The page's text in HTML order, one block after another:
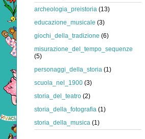
archeologia_preistoria (13)
educazione_musicale (3)
giochi_della_tradizione (6)
misurazione_del_tempo_sequenze
(5)
personaggi_della_storia (1)
scuola_nel_1900 (3)
storia_del_teatro (2)
storia_della_fotografia (1)
storia_della_musica (1)